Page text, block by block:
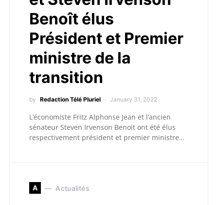
Benoît élus
Président et Premier
ministre de la
transition
by Redaction Télé Pluriel January 31, 2022
L’économiste Fritz Alphonse Jean et l’ancien
sénateur Steven Irvenson Benoit ont été élus
respectivement président et premier ministre…
A Actualités